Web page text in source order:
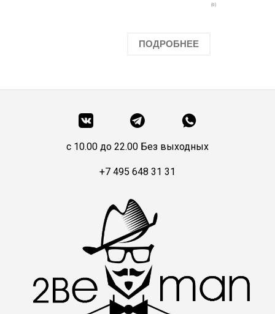
(0)
ПОДРОБНЕЕ
c 10.00 до 22.00 Без выходных
+7 495 648 31 31